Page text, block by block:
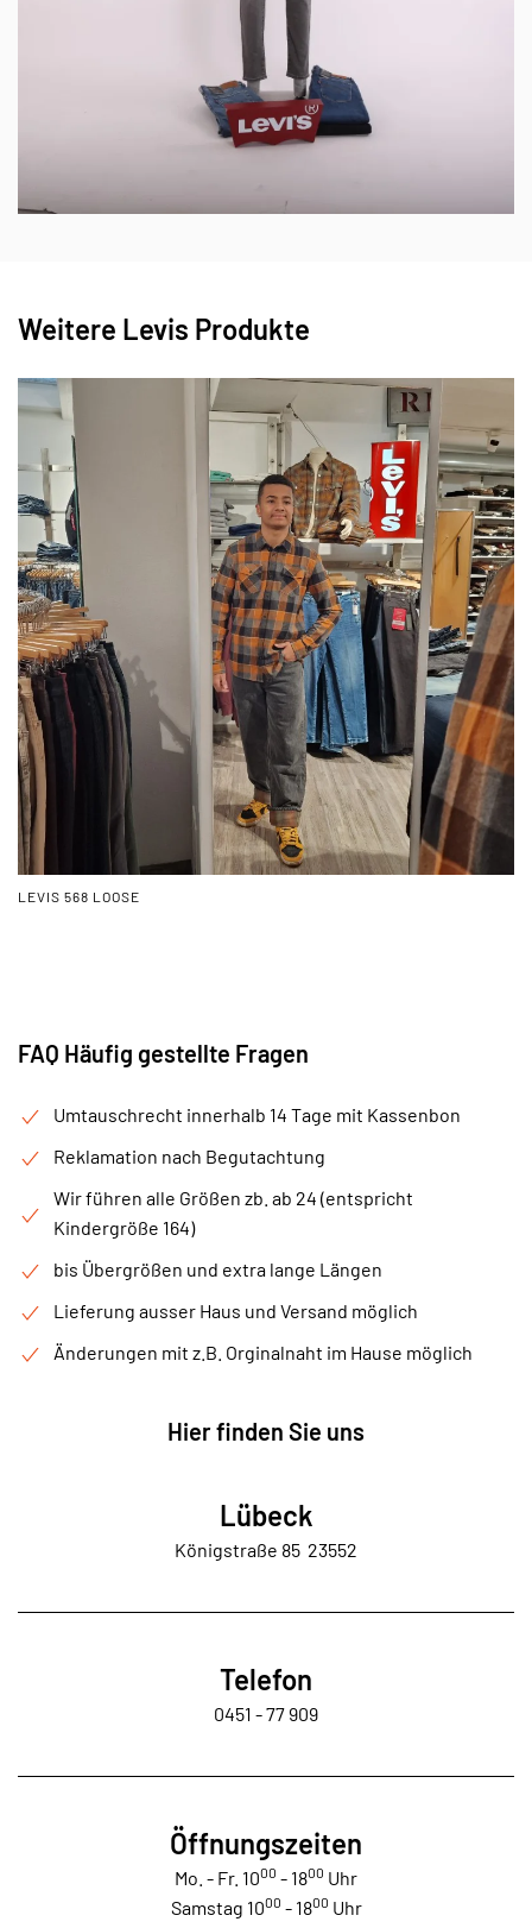
Weitere Levis Produkte
LEVIS 568 LOOSE
FAQ Häufig gestellte Fragen
Umtauschrecht innerhalb 14 Tage mit Kassenbon
Reklamation nach Begutachtung
Wir führen alle Größen zb. ab 24 (entspricht
Kindergröße 164)
bis Übergrößen und extra lange Längen
Lieferung ausser Haus und Versand möglich
Änderungen mit z.B. Orginalnaht im Hause möglich
Hier finden Sie uns
Lübeck
Königstraße 85 23552
Telefon
0451 - 77 909
Öffnungszeiten
Mo. - Fr. 1000 - 1800 Uhr
Samstag 1000 - 1800 Uhr